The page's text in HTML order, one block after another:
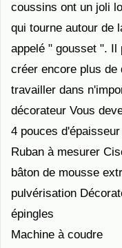
coussins ont un joli
qui tourne autour de
appelé " gousset ". Il
créer encore plus
travailler dans
décorateur Vous
4 pouces
Ruban à mesurer
bâton de mousse
pulvérisation
épingles
Machine à coudre